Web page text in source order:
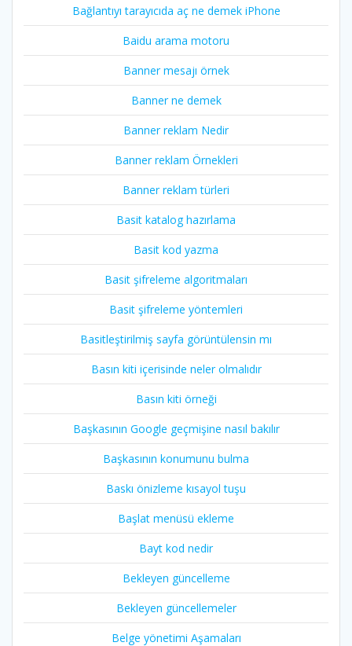
Bağlantıyı tarayıcıda aç ne demek iPhone
Baidu arama motoru
Banner mesajı örnek
Banner ne demek
Banner reklam Nedir
Banner reklam Örnekleri
Banner reklam türleri
Basit katalog hazırlama
Basit kod yazma
Basit şifreleme algoritmaları
Basit şifreleme yöntemleri
Basitleştirilmiş sayfa görüntülensin mı
Basın kiti içerisinde neler olmalıdır
Basın kiti örneği
Başkasının Google geçmişine nasıl bakılır
Başkasının konumunu bulma
Baskı önizleme kısayol tuşu
Başlat menüsü ekleme
Bayt kod nedir
Bekleyen güncelleme
Bekleyen güncellemeler
Belge yönetimi Aşamaları